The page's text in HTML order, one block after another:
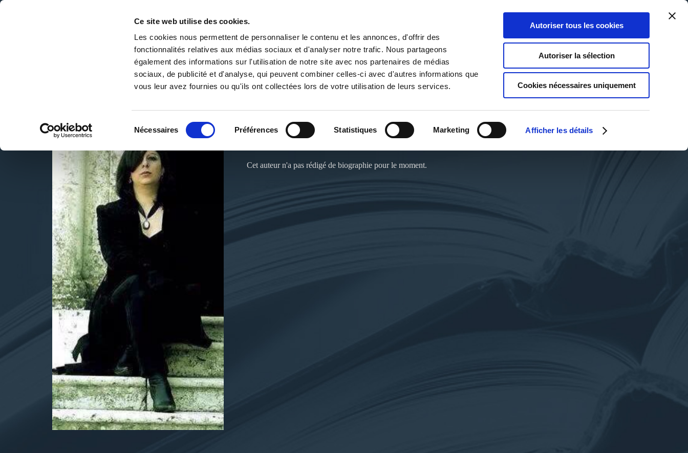
Ce site web utilise des cookies.
Les cookies nous permettent de personnaliser le contenu et les annonces, d'offrir des
fonctionnalités relatives aux médias sociaux et d'analyser notre trafic. Nous partageons
également des informations sur l'utilisation de notre site avec nos partenaires de médias
sociaux, de publicité et d'analyse, qui peuvent combiner celles-ci avec d'autres informations que
vous leur avez fournies ou qu'ils ont collectées lors de votre utilisation de leurs services.
Nécessaires Préférences Statistiques Marketing Afficher les détails
Autoriser tous les cookies
Autoriser la sélection
Cookies nécessaires uniquement
DE LA PAGE BLANCHE... AU BEST SELLER
0
Panier
0
Ma liste
Connexion
PUBLIER UN LIVRE LIBRAIRIE
Anne-Claire Rallo
ANNE-CLAIRE RALLO
Cet auteur n'a pas rédigé de biographie pour le moment.